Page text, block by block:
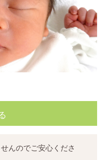
んのでご安心くださ